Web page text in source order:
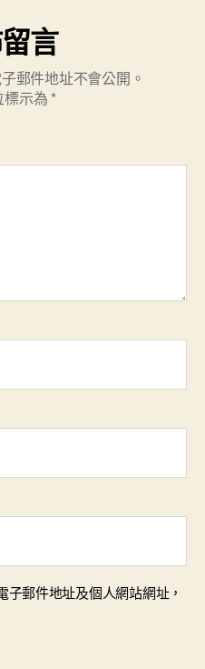
言
郵件地址不會公開。
標示為 *
子郵件地址及個人網站網址，